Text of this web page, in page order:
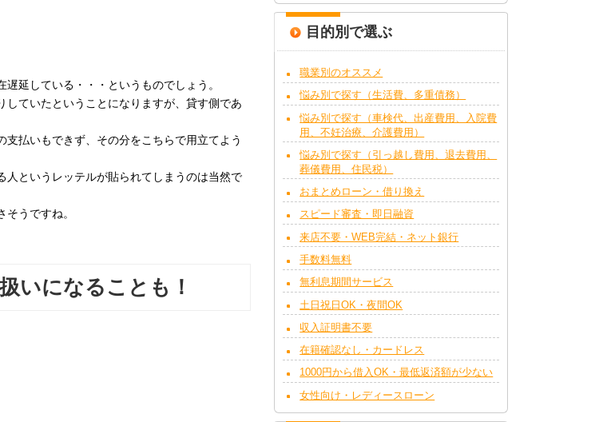
延している・・・というものでしょう。
ていたということになりますが、貸す側であ
払いもできず、その分をこちらで用立てよう
というレッテルが貼られてしまうのは当然で
うですね。
いになることも！
目的別で選ぶ
職業別のオススメ
悩み別で探す（生活費、多重債務）
悩み別で探す（車検代、出産費用、入院費
用、不妊治療、介護費用）
悩み別で探す（引っ越し費用、退去費用、
葬儀費用、住民税）
おまとめローン・借り換え
スピード審査・即日融資
来店不要・WEB完結・ネット銀行
手数料無料
無利息期間サービス
土日祝日OK・夜間OK
収入証明書不要
在籍確認なし・カードレス
1000円から借入OK・最低返済額が少ない
女性向け・レディースローン